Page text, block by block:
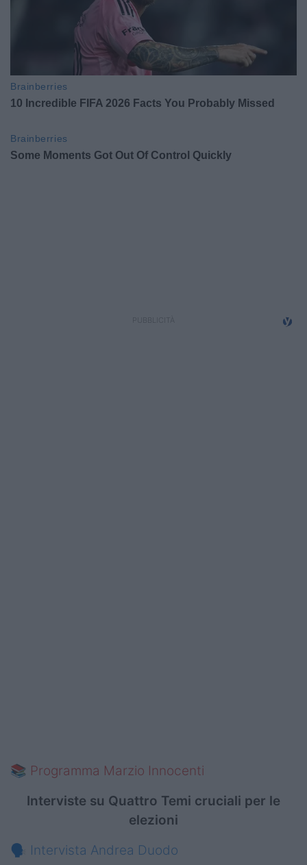
📚 Programma Marzio Innocenti
Interviste su Quattro Temi cruciali per le
elezioni
🗣️ Intervista Andrea Duodo